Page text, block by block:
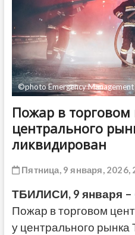
©photo Emergency Management
Пожар в торговом
центрального
ликвидирован
Пятница, 9 января, 2026,
ТБИЛИСИ, 9 января –
Пожар в торговом
у центрального